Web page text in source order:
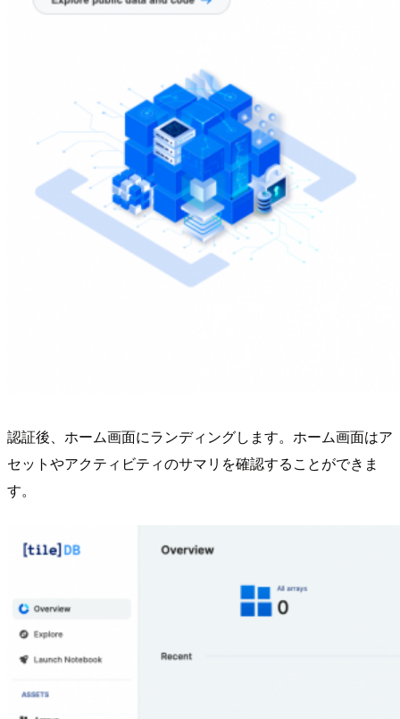
認証後、ホーム画面にランディングします。ホーム画面はア
セットやアクティビティのサマリを確認することができま
す。